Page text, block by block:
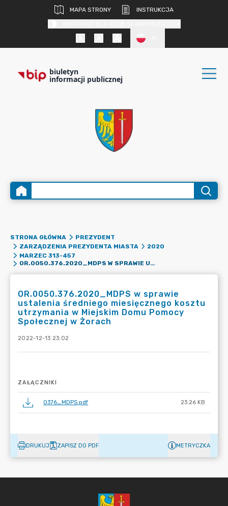
MAPA STRONY
INSTRUKCJA
biuletyn
informacji publicznej
STRONA GŁÓWNA
PREZYDENT
ZARZĄDZENIA PREZYDENTA MIASTA
2020
MARZEC 313-457
OR.0050.376.2020_MDPS W SPRAWIE USTALENIA ŚREDNIEGO MIESIĘCZNEGO KOSZTU UTRZYMANIA W MIEJSKIM DOMU POMOCY SPOŁECZNEJ W ŻORACH
OR.0050.376.2020_MDPS w sprawie
ustalenia średniego miesięcznego kosztu
utrzymania w Miejskim Domu Pomocy
Społecznej w Żorach
2022-12-13 23:02
ZAŁĄCZNIKI
0376_MDPS.pdf 23.26 KB
DRUKUJ ZAPISZ DO PDF METRYCZKA